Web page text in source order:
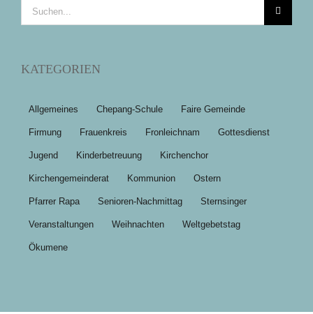
Suche
nach:
KATEGORIEN
Allgemeines Chepang-Schule Faire Gemeinde
Firmung Frauenkreis Fronleichnam Gottesdienst
Jugend Kinderbetreuung Kirchenchor
Kirchengemeinderat Kommunion Ostern
Pfarrer Rapa Senioren-Nachmittag Sternsinger
Veranstaltungen Weihnachten Weltgebetstag
Ökumene